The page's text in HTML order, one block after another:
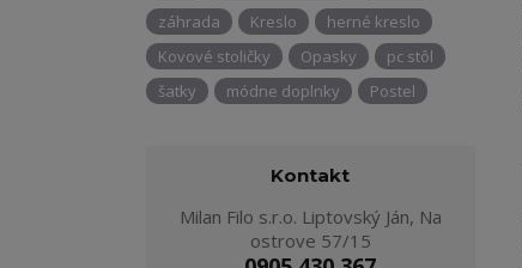
záhrada
Kreslo
herné kreslo
Kovové stoličky
Opasky
pc stôl
šatky
módne doplnky Postel
Kontakt
Milan Filo s.r.o. Liptovský Ján, Na
ostrove 57/15